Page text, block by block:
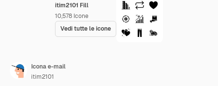
itim2101 Fill
10,578 Icone
Vedi tutte le icone
Icona e-mail
itim2101